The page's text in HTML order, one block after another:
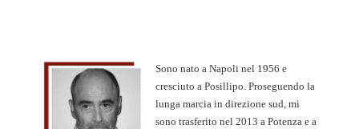
Sono nato a Napoli nel 1956 e
cresciuto a Posillipo. Proseguendo la
lunga marcia in direzione sud, mi
sono trasferito nel 2013 a Potenza e a